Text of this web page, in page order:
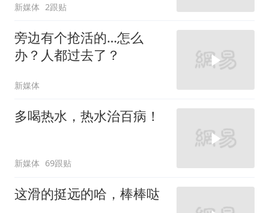
新媒体 2跟贴
旁边有个抢活的…怎么
办？人都过去了？
新媒体
多喝热水，热水治百病！
新媒体 69跟贴
这滑的挺远的哈，棒棒哒